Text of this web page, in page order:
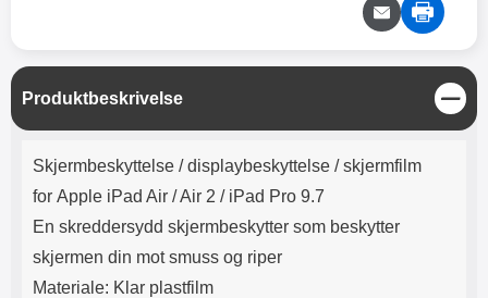
etui som beskytter lesebrettets
bakside med et plastcover og
fremsiden med et tynt lokk. Etuiet
kan settes opp dersom du vil se
på film eller noe annet på
lesebrettet ditt eller legges ned
(svak helling) om du trenger å
Mange liker vårt Smartcover fordi
det gir en bra beskyttelse uten å
"klumpete" Materialet på baksiden
er av plast i samme farge som
Produktbeskrivelse
L
u
k
Produktbeskrivelse
Skjermbeskyttelse / displaybeskyttelse / skjermfilm
for Apple iPad Air / Air 2 / iPad Pro 9.7
En skreddersydd skjermbeskytter som beskytter
skjermen din mot smuss og riper
Materiale: Klar plastfilm